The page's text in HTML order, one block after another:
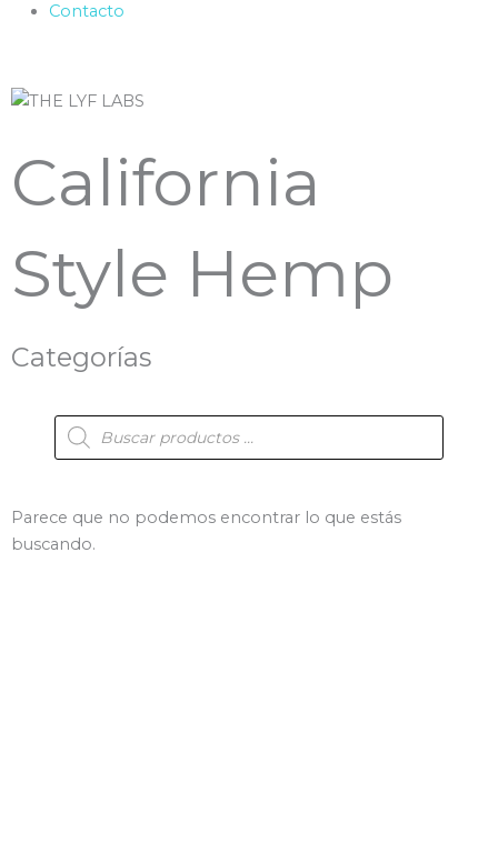
Contacto
California
Style Hemp
Categorías
Búsqueda
de
productos
Parece que no podemos encontrar lo que estás
buscando.